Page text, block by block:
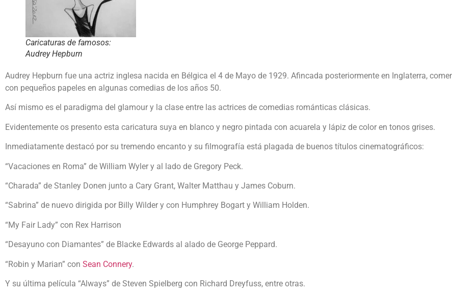
Caricaturas de famosos:
Audrey Hepburn
Audrey Hepburn fue una actriz inglesa nacida en Bélgica el 4 de Mayo de 1929. Afincada posteriormente en Inglaterra,
con pequeños papeles en algunas comedias de los años 50.
Así mismo es el paradigma del glamour y la clase entre las actrices de comedias románticas clásicas.
Evidentemente os presento esta caricatura suya en blanco y negro pintada con acuarela y lápiz de color en tonos grises.
Inmediatamente destacó por su tremendo encanto y su filmografía está plagada de buenos títulos cinematográficos:
“Vacaciones en Roma” de William Wyler y al lado de Gregory Peck.
“Charada” de Stanley Donen junto a Cary Grant, Walter Matthau y James Coburn.
“Sabrina” de nuevo dirigida por Billy Wilder y con Humphrey Bogart y William Holden.
“My Fair Lady” con Rex Harrison
“Desayuno con Diamantes” de Blacke Edwards al alado de George Peppard.
“Robin y Marian” con Sean Connery.
Y su última película “Always” de Steven Spielberg con Richard Dreyfuss, entre otras.